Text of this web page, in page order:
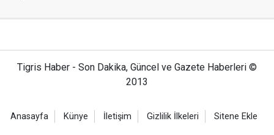
Tigris Haber - Son Dakika, Güncel ve Gazete Haberleri ©
2013
Anasayfa Künye İletişim Gizlilik İlkeleri Sitene Ekle